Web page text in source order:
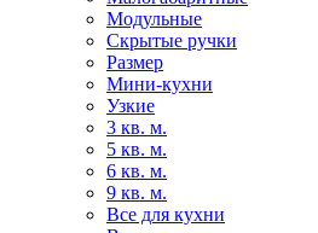
Модульные
Скрытые ручки
Размер
Мини-кухни
Узкие
3 кв. м.
5 кв. м.
6 кв. м.
9 кв. м.
Все для кухни